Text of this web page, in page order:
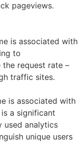
pageviews.
is associated with
to
request rate –
traffic sites.
is associated with
a significant
used analytics
unique users